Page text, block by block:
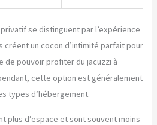
se distinguent par l’expérience
créent un cocon d’intimité parfait pour
de pouvoir profiter du jacuzzi à
cette option est généralement
types d’hébergement.
plus d’espace et sont souvent moins